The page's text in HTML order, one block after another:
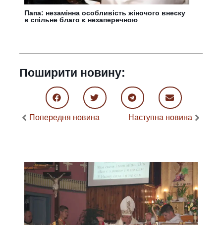
Папа: незамінна особливість жіночого внеску
в спільне благо є незаперечною
Поширити новину:
Попередня новина Наступна новина